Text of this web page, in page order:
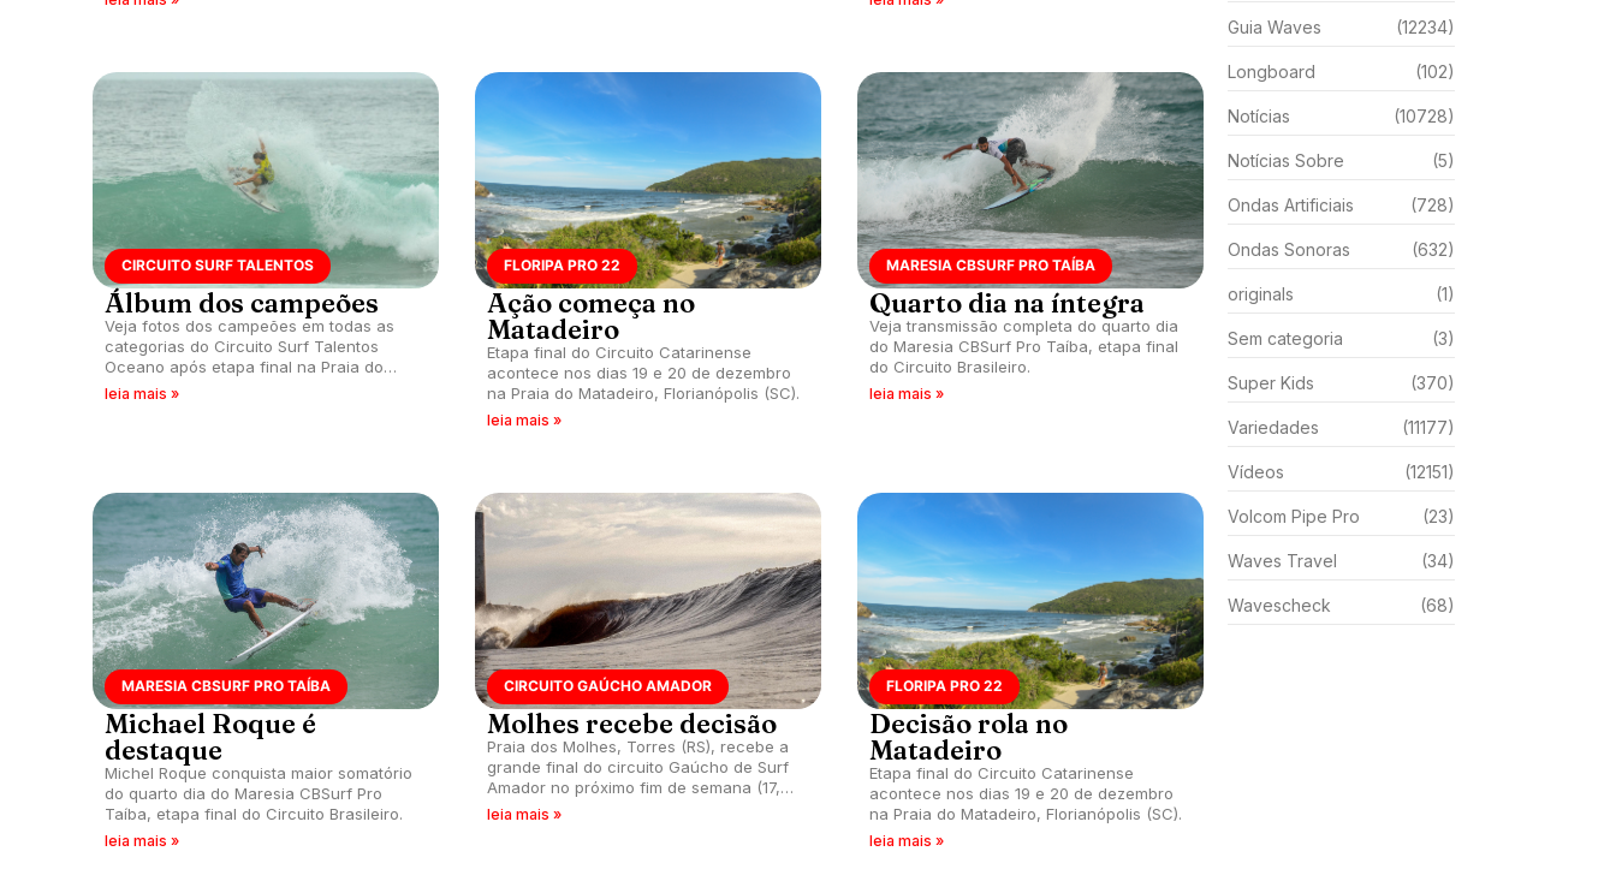
CIRCUITO SURF TALENTOS
Álbum dos campeões
Veja fotos dos campeões em todas as
categorias do Circuito Surf Talentos
Oceano após etapa final na Praia do
Matadeiro (SC).
leia mais »
FLORIPA PRO 22
Ação começa no
Matadeiro
Etapa final do Circuito Catarinense
acontece nos dias 19 e 20 de dezembro
na Praia do Matadeiro, Florianópolis (SC).
leia mais »
MARESIA CBSURF PRO TAÍBA
Quarto dia na íntegra
Veja transmissão completa do quarto dia
do Maresia CBSurf Pro Taíba, etapa final
do Circuito Brasileiro.
leia mais »
MARESIA CBSURF PRO TAÍBA
Michael Roque é
destaque
Michel Roque conquista maior somatório
do quarto dia do Maresia CBSurf Pro
Taíba, etapa final do Circuito Brasileiro.
leia mais »
CIRCUITO GAÚCHO AMADOR
Molhes recebe decisão
Praia dos Molhes, Torres (RS), recebe a
grande final do circuito Gaúcho de Surf
Amador no próximo fim de semana (17,
18).
leia mais »
FLORIPA PRO 22
Decisão rola no
Matadeiro
Etapa final do Circuito Catarinense
acontece nos dias 19 e 20 de dezembro
na Praia do Matadeiro, Florianópolis (SC).
leia mais »
Guia Waves (12234)
Longboard (102)
Notícias (10728)
Notícias Sobre (5)
Ondas Artificiais (728)
Ondas Sonoras (632)
originals (1)
Sem categoria (3)
Super Kids (370)
Variedades (11177)
Vídeos (12151)
Volcom Pipe Pro (23)
Waves Travel (34)
Wavescheck (68)